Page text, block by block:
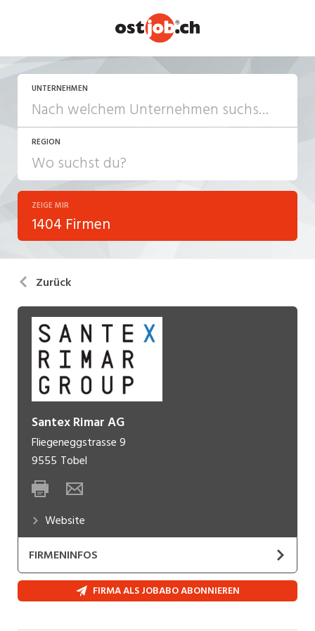
UNTERNEHMEN
REGION
ZEIGE MIR
1404 Firmen
Zurück
Santex Rimar AG
Fliegeneggstrasse 9
9555 Tobel
Website
FIRMENINFOS
SANTEX RIMAR GROUP Srl mit Hauptsitz in
Trissino/Italien ist einer der führenden Anbieter
FIRMA ALS JOBABO ABONNIEREN